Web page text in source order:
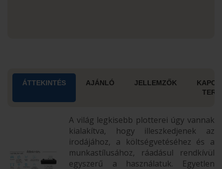
ÁTTEKINTÉS AJÁNLÓ JELLEMZŐK
A világ legkisebb plotterei úgy vannak
kialakítva, hogy illeszkedjenek az
irodájához, a költségvetéséhez és a
munkastílusához, ráadásul rendkívül
egyszerű a használatuk. Egyetlen